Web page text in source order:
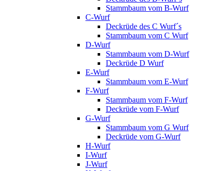
Stammbaum vom B-Wurf
C-Wurf
Deckrüde des C Wurf´s
Stammbaum vom C Wurf
D-Wurf
Stammbaum vom D-Wurf
Deckrüde D Wurf
E-Wurf
Stammbaum vom E-Wurf
F-Wurf
Stammbaum vom F-Wurf
Deckrüde vom F-Wurf
G-Wurf
Stammbaum vom G Wurf
Deckrüde vom G-Wurf
H-Wurf
I-Wurf
J-Wurf